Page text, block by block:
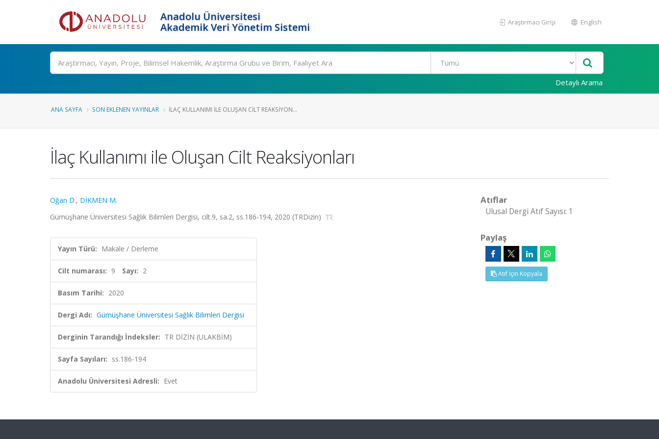
Anadolu Üniversitesi
Akademik Veri Yönetim Sistemi
Araştırmacı Girişi English
Ara
Detaylı Arama
ANA SAYFA SON EKLENEN YAYINLAR İLAÇ KULLANIMI ILE OLUŞAN CILT REAKSIYON...
İlaç Kullanımı ile Oluşan Cilt Reaksiyonları
Oğan D., DİKMEN M.
Gümüşhane Üniversitesi Sağlık Bilimleri Dergisi, cilt.9, sa.2, ss.186-194, 2020 (TRDizin)
Yayın Türü: Makale / Derleme
Cilt numarası: 9 Sayı: 2
Basım Tarihi: 2020
Dergi Adı: Gümüşhane Üniversitesi Sağlık Bilimleri Dergisi
Derginin Tarandığı İndeksler: TR DİZİN (ULAKBİM)
Sayfa Sayıları: ss.186-194
Anadolu Üniversitesi Adresli: Evet
Atıflar
Ulusal Dergi Atıf Sayısı: 1
Paylaş
Atıf İçin Kopyala